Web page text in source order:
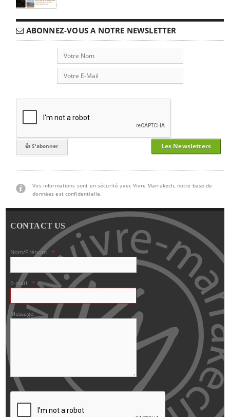
ABONNEZ-VOUS A NOTRE NEWSLETTER
Les Newsletters
Vos informations sont en sécurité avec Vivre Marrakech, notre base de
données est confidentielle.
CONTACT US
Nom/Prénom: *
E-mail: *
Message: